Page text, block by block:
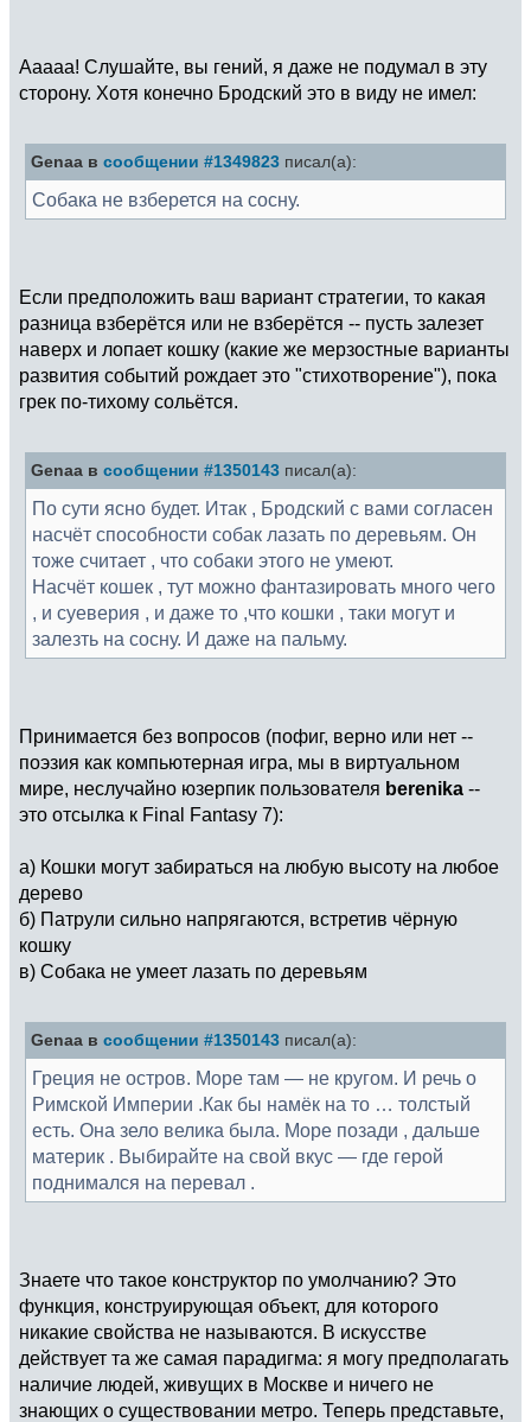
Ааааа! Слушайте, вы гений, я даже не подумал в эту
сторону. Хотя конечно Бродский это в виду не имел:
Genaa в сообщении #1349823 писал(а):
Собака не взберется на сосну.
Если предположить ваш вариант стратегии, то какая
разница взберётся или не взберётся -- пусть залезет
наверх и лопает кошку (какие же мерзостные варианты
развития событий рождает это "стихотворение"), пока
грек по-тихому сольётся.
Genaa в сообщении #1350143 писал(а):
По сути ясно будет. Итак , Бродский с вами согласен
насчёт способности собак лазать по деревьям. Он
тоже считает , что собаки этого не умеют.
Насчёт кошек , тут можно фантазировать много чего
, и суеверия , и даже то ,что кошки , таки могут и
залезть на сосну. И даже на пальму.
Принимается без вопросов (пофиг, верно или нет --
поэзия как компьютерная игра, мы в виртуальном
мире, неслучайно юзерпик пользователя berenika --
это отсылка к Final Fantasy 7):
а) Кошки могут забираться на любую высоту на любое
дерево
б) Патрули сильно напрягаются, встретив чёрную
кошку
в) Собака не умеет лазать по деревьям
Genaa в сообщении #1350143 писал(а):
Греция не остров. Море там — не кругом. И речь о
Римской Империи .Как бы намёк на то … толстый
есть. Она зело велика была. Море позади , дальше
материк . Выбирайте на свой вкус — где герой
поднимался на перевал .
Знаете что такое конструктор по умолчанию? Это
функция, конструирующая объект, для которого
никакие свойства не называются. В искусстве
действует та же самая парадигма: я могу предполагать
наличие людей, живущих в Москве и ничего не
знающих о существовании метро. Теперь представьте,